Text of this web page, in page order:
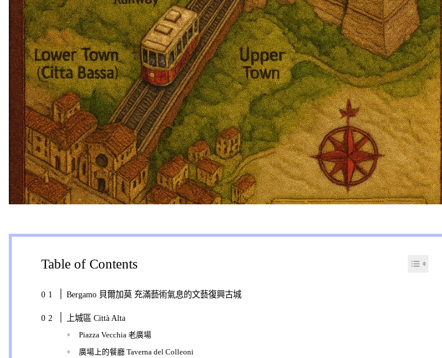
Table of Contents
Bergamo 貝爾加莫 充滿藝術氣息的文藝復興古城
上城區 Città Alta
Piazza Vecchia 老廣場
廣場上的餐廳 Taverna del Colleoni